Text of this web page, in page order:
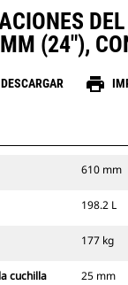
(24"),
DESCARGAR print
610 mm
198.2 L
177 kg
cuchilla 25 mm